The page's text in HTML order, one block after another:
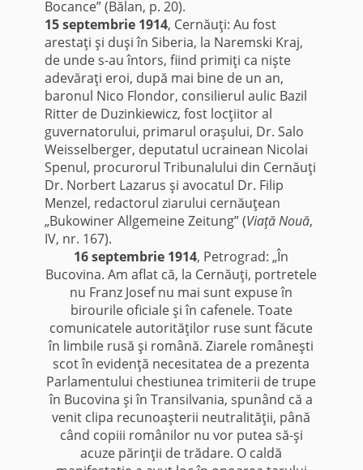
Bocance” (Bălan, p. 20).
15 septembrie 1914, Cernăuţi: Au fost
arestaţi şi duşi în Siberia, la Naremski Kraj,
de unde s-au întors, fiind primiţi ca nişte
adevăraţi eroi, după mai bine de un an,
baronul Nico Flondor, consilierul aulic Bazil
Ritter de Duzinkiewicz, fost locţiitor al
guvernatorului, primarul oraşului, Dr. Salo
Weisselberger, deputatul ucrainean Nicolai
Spenul, procurorul Tribunalului din Cernăuţi
Dr. Norbert Lazarus şi avocatul Dr. Filip
Menzel, redactorul ziarului cernăuţean
„Bukowiner Allgemeine Zeitung” (Viaţă Nouă,
IV, nr. 167).
16 septembrie 1914, Petrograd: „În
Bucovina. Am aflat că, la Cernăuţi, portretele
nu Franz Josef nu mai sunt expuse în
birourile oficiale şi în cafenele. Toate
comunicatele autorităţilor ruse sunt făcute
în limbile rusă şi română. Ziarele româneşti
scot în evidenţă necesitatea de a prezenta
Parlamentului chestiunea trimiterii de trupe
în Bucovina şi în Transilvania, spunând că a
venit clipa recunoaşterii neutralităţii, până
când copiii românilor nu vor putea să-şi
acuze părinţii de trădare. O caldă